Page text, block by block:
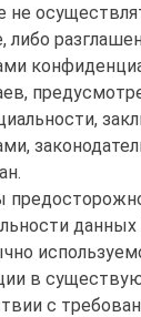
не
либо
данных
в
с